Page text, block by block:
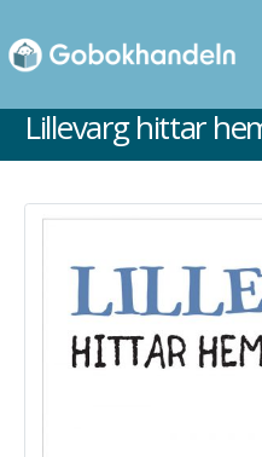
Lillevarg hittar